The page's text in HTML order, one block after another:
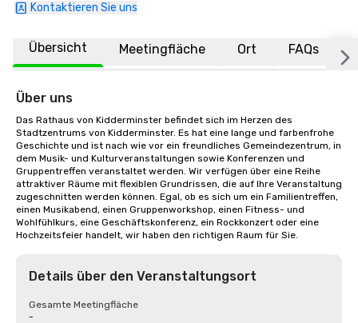
Kontaktieren Sie uns
Übersicht Meetingfläche Ort FAQs
Über uns
Das Rathaus von Kidderminster befindet sich im Herzen des
Stadtzentrums von Kidderminster. Es hat eine lange und farbenfrohe
Geschichte und ist nach wie vor ein freundliches Gemeindezentrum, in
dem Musik- und Kulturveranstaltungen sowie Konferenzen und
Gruppentreffen veranstaltet werden. Wir verfügen über eine Reihe
attraktiver Räume mit flexiblen Grundrissen, die auf Ihre Veranstaltung
zugeschnitten werden können. Egal, ob es sich um ein Familientreffen,
einen Musikabend, einen Gruppenworkshop, einen Fitness- und
Wohlfühlkurs, eine Geschäftskonferenz, ein Rockkonzert oder eine
Hochzeitsfeier handelt, wir haben den richtigen Raum für Sie.
Details über den Veranstaltungsort
Gesamte Meetingfläche
-